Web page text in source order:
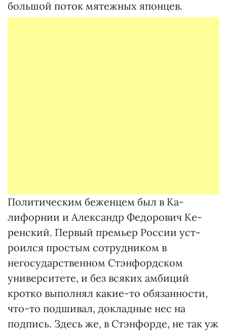
большой поток мятежных японцев.
Политическим беженцем был в Ка­
лифорнии и Александр Федорович Ке­
ренский. Первый премьер России уст­
роился простым сотрудником в
негосударственном Стэнфордском
университете, и без всяких амбиций
кротко выполнял какие-то обязанности,
что-то подшивал, докладные нес на
подпись. Здесь же, в Стэнфорде, не так уж